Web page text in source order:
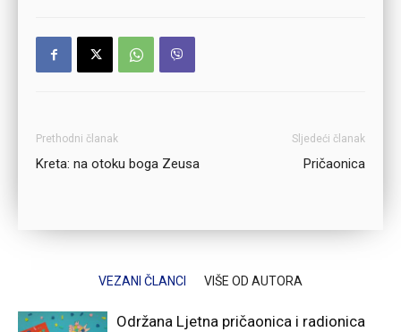
Prethodni članak
Kreta: na otoku boga Zeusa
Sljedeći članak
Pričaonica
VEZANI ČLANCI VIŠE OD AUTORA
Održana Ljetna pričaonica i radionica